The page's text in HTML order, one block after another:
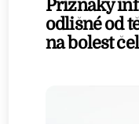
Příznaky
odlišné od
na bolest